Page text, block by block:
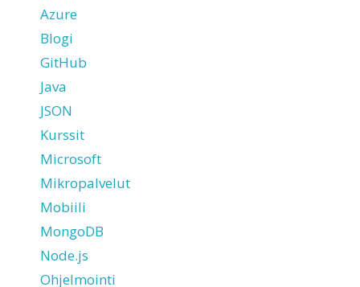
Azure
Blogi
GitHub
Java
JSON
Kurssit
Microsoft
Mikropalvelut
Mobiili
MongoDB
Node.js
Ohjelmointi